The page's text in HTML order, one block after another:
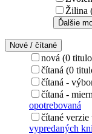
Žilina
Ďalšie
Nové / čítané
nová (0
čítaná (0
čítaná -
čítaná -
opotrebovaná
čítané
vypredaných